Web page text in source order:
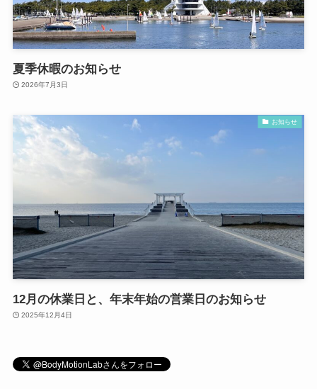
夏季休暇のお知らせ
2026年7月3日
お知らせ
12月の休業日と、年末年始の営業日のお知らせ
2025年12月4日